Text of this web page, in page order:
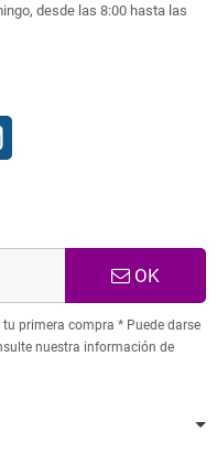
desde las 8:00 hasta las
OK
primera compra * Puede darse
nuestra información de